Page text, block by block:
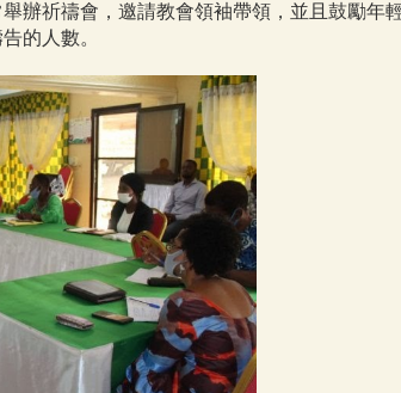
辦祈禱會，邀請教會領袖帶領，並且鼓勵
的人數。